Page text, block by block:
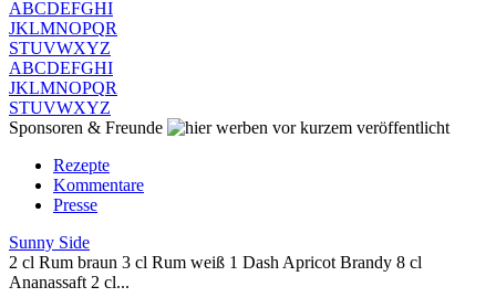
ABCDEFGHI
JKLMNOPQR
STUVWXYZ
ABCDEFGHI
JKLMNOPQR
STUVWXYZ
Sponsoren & Freunde
vor kurzem veröffentlicht
Rezepte
Kommentare
Presse
Sunny Side
2 cl Rum braun 3 cl Rum weiß 1 Dash Apricot Brandy 8 cl
Ananassaft 2 cl...